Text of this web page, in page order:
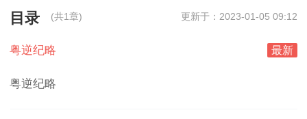
目录 (共1章) 更新于：2023-01-05 09:12
粤逆纪略 最新
粤逆纪略